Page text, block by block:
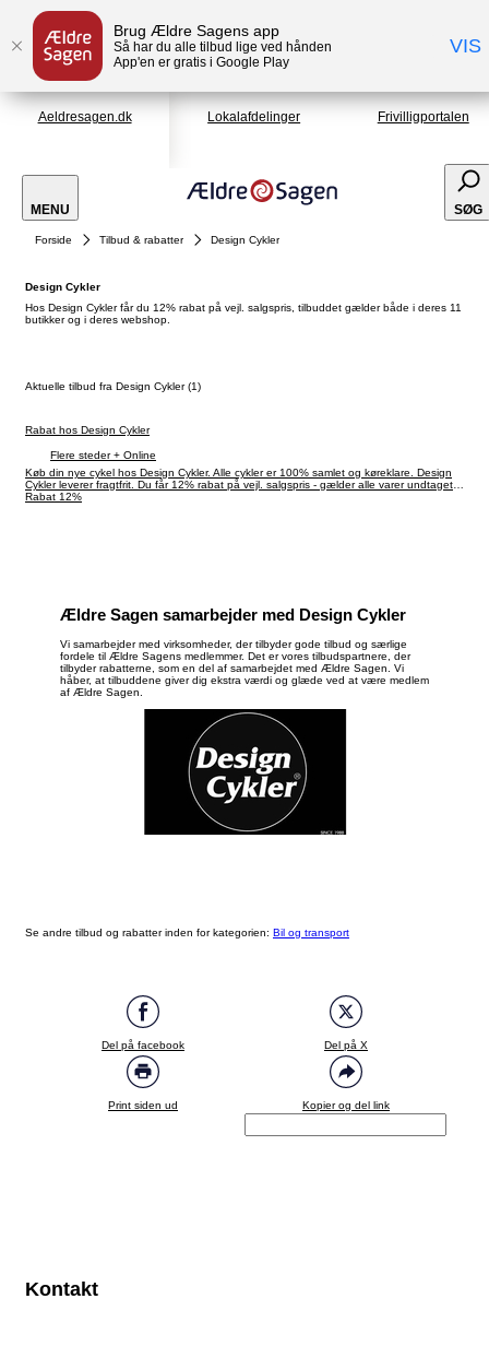
Brug Ældre Sagens app
Så har du alle tilbud lige ved hånden
App'en er gratis i Google Play
VIS
Aeldresagen.dk Lokalafdelinger Frivilligportalen
MENU SØG
Forside Tilbud & rabatter Design Cykler
Design Cykler
Hos Design Cykler får du 12% rabat på vejl. salgspris, tilbuddet gælder både i deres 11
butikker og i deres webshop.
Aktuelle tilbud fra Design Cykler (1)
Rabat hos Design Cykler
Flere steder + Online
Køb din nye cykel hos Design Cykler. Alle cykler er 100% samlet og køreklare. Design
Cykler leverer fragtfrit. Du får 12% rabat på vejl. salgspris - gælder alle varer undtaget
service og reparationsaftaler, Cargobikes samt tilbehør til cargobikes.
Rabat 12%
Ældre Sagen samarbejder med Design Cykler
Vi samarbejder med virksomheder, der tilbyder gode tilbud og særlige
fordele til Ældre Sagens medlemmer. Det er vores tilbudspartnere, der
tilbyder rabatterne, som en del af samarbejdet med Ældre Sagen. Vi
håber, at tilbuddene giver dig ekstra værdi og glæde ved at være medlem
af Ældre Sagen.
Se andre tilbud og rabatter inden for kategorien: Bil og transport
Del på facebook Del på X
Print siden ud Kopier og del link
Kontakt